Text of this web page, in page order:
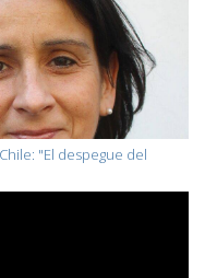
"El despegue del